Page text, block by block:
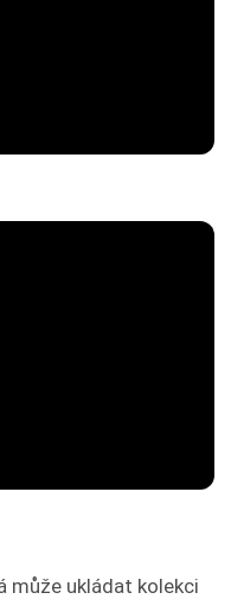
může ukládat kolekci